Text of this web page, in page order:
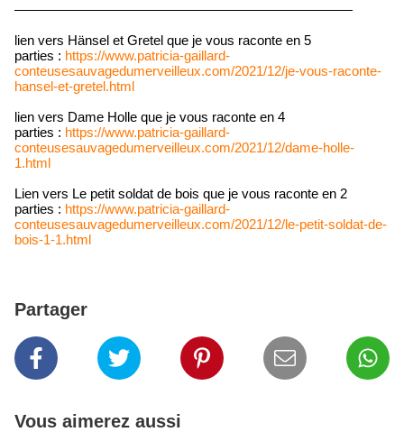
—————————————————————————
lien vers Hänsel et Gretel que je vous raconte en 5
parties : https://www.patricia-gaillard-
conteusesauvagedumerveilleux.com/2021/12/je-vous-raconte-
hansel-et-gretel.html
lien vers Dame Holle que je vous raconte en 4
parties : https://www.patricia-gaillard-
conteusesauvagedumerveilleux.com/2021/12/dame-holle-
1.html
Lien vers Le petit soldat de bois que je vous raconte en 2
parties : https://www.patricia-gaillard-
conteusesauvagedumerveilleux.com/2021/12/le-petit-soldat-de-
bois-1-1.html
Partager
Vous aimerez aussi